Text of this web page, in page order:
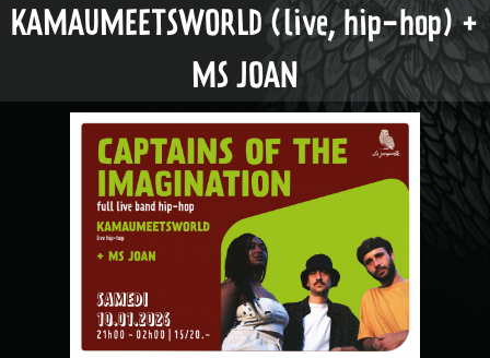
KAMAUMEETSWORLD (live, hip-hop) +
MS JOAN